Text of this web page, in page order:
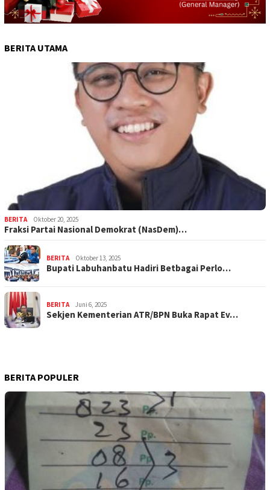
BERITA UTAMA
BERITA Oktober 20, 2025
Fraksi Partai Nasional Demokrat (NasDem)…
BERITA Oktober 13, 2025
Bupati Labuhanbatu Hadiri Betbagai Perlo…
BERITA Juni 6, 2025
Sekjen Kementerian ATR/BPN Buka Rapat Ev…
BERITA POPULER